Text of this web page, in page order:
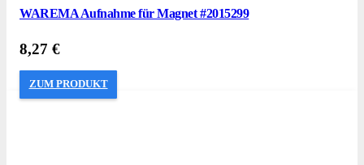
WAREMA Aufnahme für Magnet #2015299
8,27 €
ZUM PRODUKT